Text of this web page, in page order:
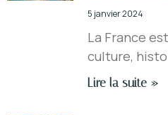
5 janvier 2024
La France
culture,
Lire la suite »